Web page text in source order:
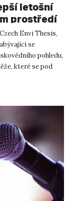
letošní
prostředí
Envi Thesis,
se
pohledu,
které se pod